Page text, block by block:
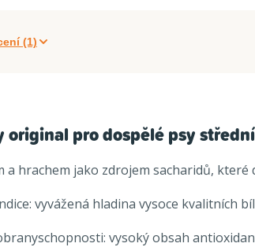
(1)
original pro dospělé psy
a hrachem jako zdrojem sacharidů,
vyvážená hladina vysoce
vysoký obsah